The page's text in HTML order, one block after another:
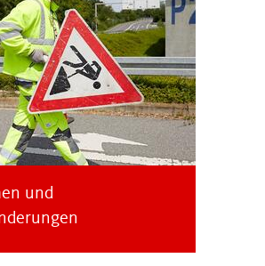
und